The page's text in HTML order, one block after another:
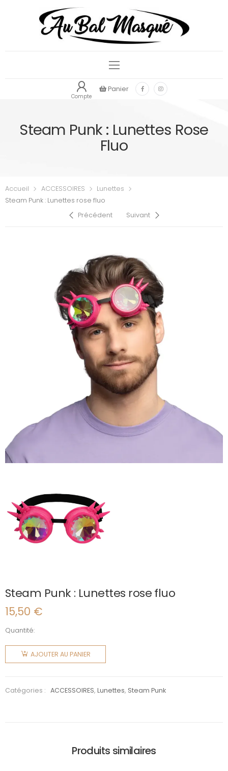
Compte
Panier
Steam Punk : Lunettes Rose
Fluo
Accueil ACCESSOIRES
Lunettes
Steam Punk : Lunettes rose fluo
Précédent
Suivant
Steam Punk : Lunettes rose fluo
15,50 €
Quantité:
quantité
Steam
Lunettes
AJOUTER AU PANIER
Catégories : ACCESSOIRES,Lunettes, Steam Punk
Produits similaires